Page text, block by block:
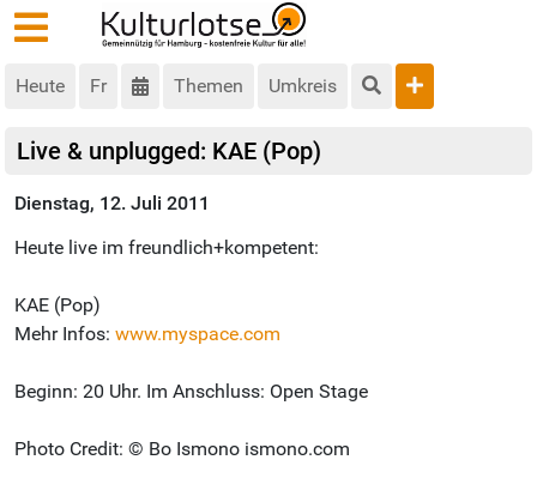
Heute Fr Themen Umkreis
Live & unplugged: KAE (Pop)
Dienstag, 12. Juli 2011
Heute live im freundlich+kompetent:
KAE (Pop)
Mehr Infos: www.myspace.com
Beginn: 20 Uhr. Im Anschluss: Open Stage
Photo Credit: © Bo Ismono ismono.com